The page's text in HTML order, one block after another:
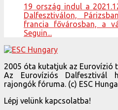
19 ország indul a
Dalfesztiválon,
francia fővárosban, a
Seguin...
2005 óta kutatjuk az Eurovízió
Az Eurovíziós Dalfesztivál
rajongók fóruma. (c) ESC
Lépj velünk kapcsolatba!